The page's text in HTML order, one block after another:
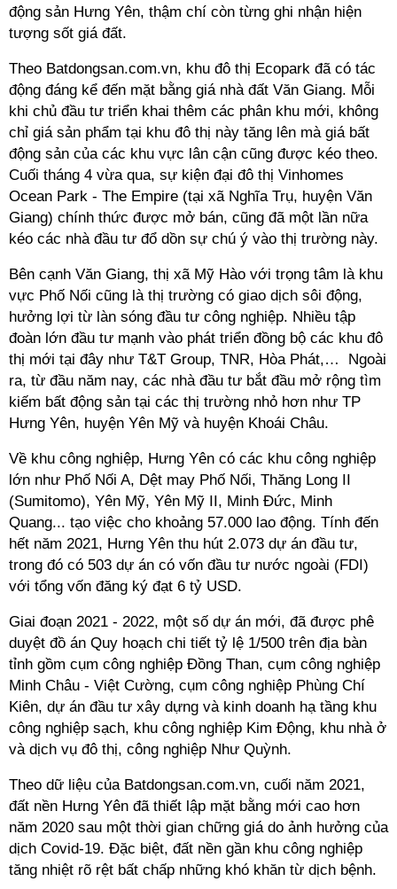
động sản Hưng Yên, thậm chí còn từng ghi nhận hiện
tượng sốt giá đất.
Theo Batdongsan.com.vn, khu đô thị Ecopark đã có tác
động đáng kể đến mặt bằng giá nhà đất Văn Giang. Mỗi
khi chủ đầu tư triển khai thêm các phân khu mới, không
chỉ giá sản phẩm tại khu đô thị này tăng lên mà giá bất
động sản của các khu vực lân cận cũng được kéo theo.
Cuối tháng 4 vừa qua, sự kiện đại đô thị Vinhomes
Ocean Park - The Empire (tại xã Nghĩa Trụ, huyện Văn
Giang) chính thức được mở bán, cũng đã một lần nữa
kéo các nhà đầu tư đổ dồn sự chú ý vào thị trường này.
Bên cạnh Văn Giang, thị xã Mỹ Hào với trọng tâm là khu
vực Phố Nối cũng là thị trường có giao dịch sôi động,
hưởng lợi từ làn sóng đầu tư công nghiệp. Nhiều tập
đoàn lớn đầu tư mạnh vào phát triển đồng bộ các khu đô
thị mới tại đây như T&T Group, TNR, Hòa Phát,… Ngoài
ra, từ đầu năm nay, các nhà đầu tư bắt đầu mở rộng tìm
kiếm bất động sản tại các thị trường nhỏ hơn như TP
Hưng Yên, huyện Yên Mỹ và huyện Khoái Châu.
Về khu công nghiệp, Hưng Yên có các khu công nghiệp
lớn như Phố Nối A, Dệt may Phố Nối, Thăng Long II
(Sumitomo), Yên Mỹ, Yên Mỹ II, Minh Đức, Minh
Quang... tạo việc cho khoảng 57.000 lao động. Tính đến
hết năm 2021, Hưng Yên thu hút 2.073 dự án đầu tư,
trong đó có 503 dự án có vốn đầu tư nước ngoài (FDI)
với tổng vốn đăng ký đạt 6 tỷ USD.
Giai đoạn 2021 - 2022, một số dự án mới, đã được phê
duyệt đồ án Quy hoạch chi tiết tỷ lệ 1/500 trên địa bàn
tỉnh gồm cụm công nghiệp Đồng Than, cụm công nghiệp
Minh Châu - Việt Cường, cụm công nghiệp Phùng Chí
Kiên, dự án đầu tư xây dựng và kinh doanh hạ tầng khu
công nghiệp sạch, khu công nghiệp Kim Động, khu nhà ở
và dịch vụ đô thị, công nghiệp Như Quỳnh.
Theo dữ liệu của Batdongsan.com.vn, cuối năm 2021,
đất nền Hưng Yên đã thiết lập mặt bằng mới cao hơn
năm 2020 sau một thời gian chững giá do ảnh hưởng của
dịch Covid-19. Đặc biệt, đất nền gần khu công nghiệp
tăng nhiệt rõ rệt bất chấp những khó khăn từ dịch bệnh.